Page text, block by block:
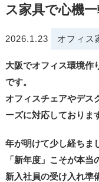
ス家具で心機
2026.1.23 オフィス
大阪でオフィス環境作
です。
オフィスチェアやデス
ーズに対応しておりま
年が明けて少し経ちま
「新年度」こそが本当
新入社員の受け入れ準